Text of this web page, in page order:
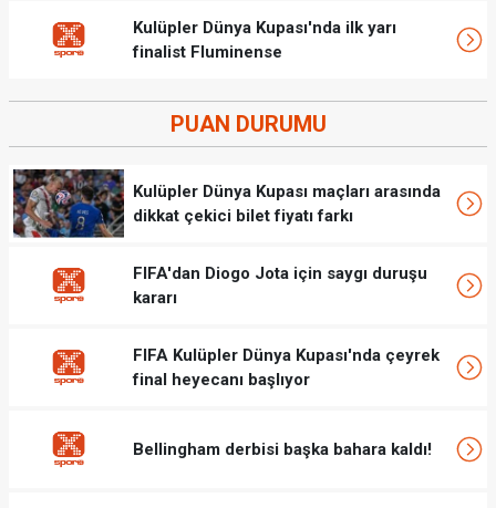
Kulüpler Dünya Kupası'nda ilk yarı
finalist Fluminense
PUAN DURUMU
Kulüpler Dünya Kupası maçları arasında
dikkat çekici bilet fiyatı farkı
FIFA'dan Diogo Jota için saygı duruşu
kararı
FIFA Kulüpler Dünya Kupası'nda çeyrek
final heyecanı başlıyor
Bellingham derbisi başka bahara kaldı!